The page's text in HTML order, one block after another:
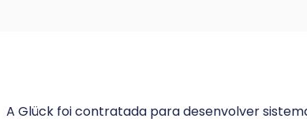
A Glück foi contratada para desenvolver